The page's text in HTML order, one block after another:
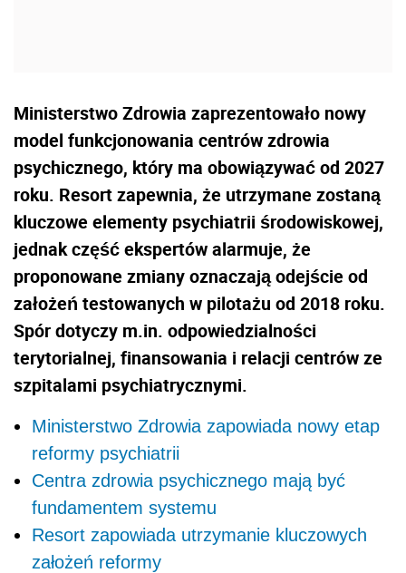
Ministerstwo Zdrowia zaprezentowało nowy
model funkcjonowania centrów zdrowia
psychicznego, który ma obowiązywać od 2027
roku. Resort zapewnia, że utrzymane zostaną
kluczowe elementy psychiatrii środowiskowej,
jednak część ekspertów alarmuje, że
proponowane zmiany oznaczają odejście od
założeń testowanych w pilotażu od 2018 roku.
Spór dotyczy m.in. odpowiedzialności
terytorialnej, finansowania i relacji centrów ze
szpitalami psychiatrycznymi.
Ministerstwo Zdrowia zapowiada nowy etap
reformy psychiatrii
Centra zdrowia psychicznego mają być
fundamentem systemu
Resort zapowiada utrzymanie kluczowych
założeń reformy